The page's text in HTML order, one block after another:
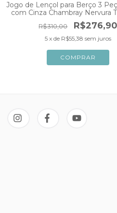
Jogo de Lençol para Berço 3
com Cinza Chambray Nervura
Padrão Nacional
R$310,00 R$276,90
5 x de R$55,38 sem juros